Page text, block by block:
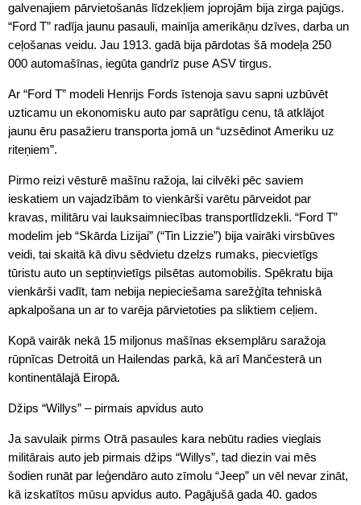
galvenajiem pārvietošanās līdzekļiem joprojām bija zirga pajūgs.
“Ford T” radīja jaunu pasauli, mainīja amerikāņu dzīves, darba un
ceļošanas veidu. Jau 1913. gadā bija pārdotas šā modeļa 250
000 automašīnas, iegūta gandrīz puse ASV tirgus.
Ar “Ford T” modeli Henrijs Fords īstenoja savu sapni uzbūvēt
uzticamu un ekonomisku auto par saprātīgu cenu, tā atklājot
jaunu ēru pasažieru transporta jomā un “uzsēdinot Ameriku uz
riteņiem”.
Pirmo reizi vēsturē mašīnu ražoja, lai cilvēki pēc saviem
ieskatiem un vajadzībām to vienkārši varētu pārveidot par
kravas, militāru vai lauksaimniecības transportlīdzekli. “Ford T”
modelim jeb “Skārda Lizijai” (“Tin Lizzie”) bija vairāki virsbūves
veidi, tai skaitā kā divu sēdvietu dzelzs rumaks, piecvietīgs
tūristu auto un septiņvietīgs pilsētas automobilis. Spēkratu bija
vienkārši vadīt, tam nebija nepieciešama sarežģīta tehniskā
apkalpošana un ar to varēja pārvietoties pa sliktiem ceļiem.
Kopā vairāk nekā 15 miljonus mašīnas eksemplāru saražoja
rūpnīcas Detroitā un Hailendas parkā, kā arī Mančesterā un
kontinentālajā Eiropā.
Džips “Willys” – pirmais apvidus auto
Ja savulaik pirms Otrā pasaules kara nebūtu radies vieglais
militārais auto jeb pirmais džips “Willys”, tad diezin vai mēs
šodien runāt par leģendāro auto zīmolu “Jeep” un vēl nevar zināt,
kā izskatītos mūsu apvidus auto. Pagājušā gada 40. gados